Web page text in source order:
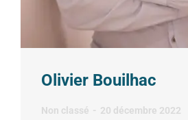
Olivier Bouilhac
Non classé 20 décembre 2022